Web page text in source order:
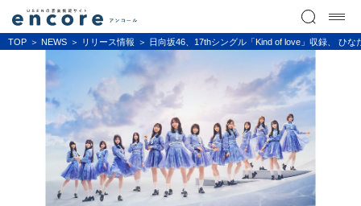
TOP NEWS リリース情報 日向坂46、17thシングル「Kind of love」収録、 ひ